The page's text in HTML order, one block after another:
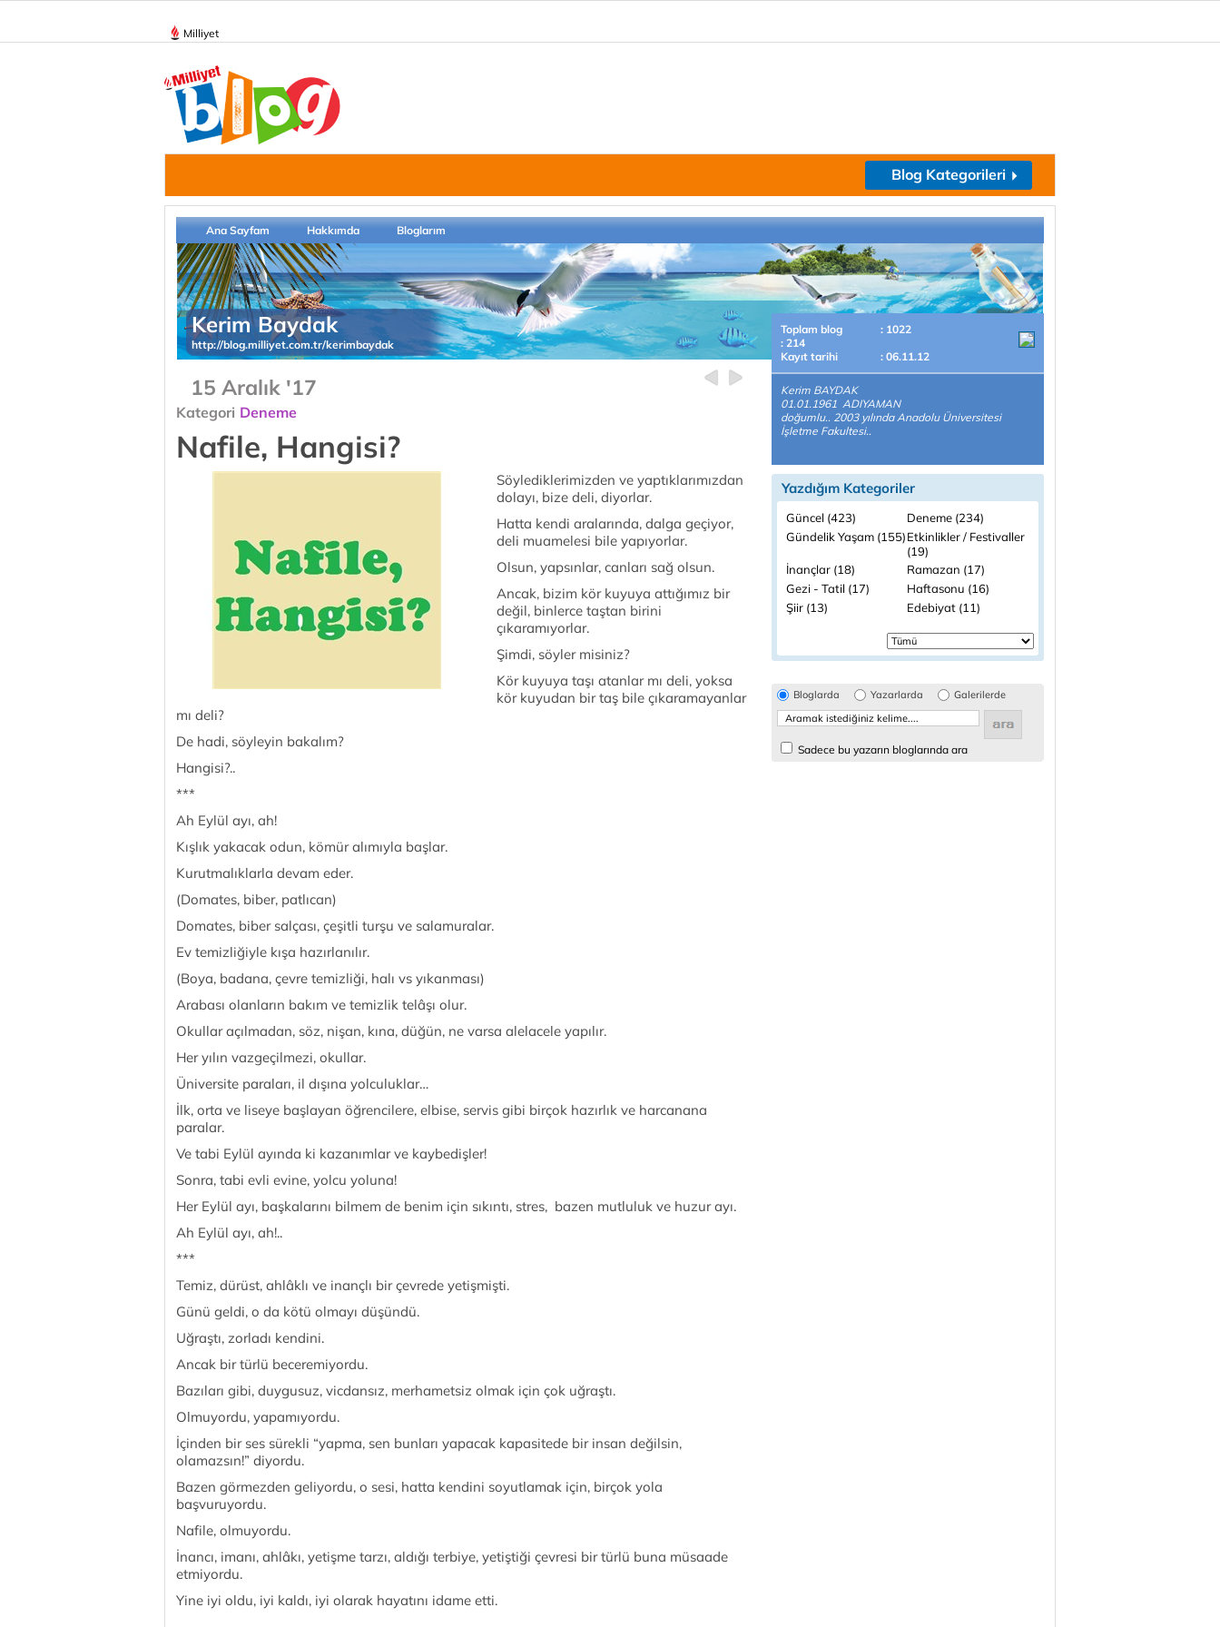
Milliyet
Blog Kategorileri
Ana Sayfam Hakkımda Bloglarım
Kerim Baydak
http://blog.milliyet.com.tr/kerimbaydak
15 Aralık '17
Kategori Deneme
Nafile, Hangisi?
Söylediklerimizden ve yaptıklarımızdan
dolayı, bize deli, diyorlar.
Hatta kendi aralarında, dalga geçiyor,
deli muamelesi bile yapıyorlar.
Olsun, yapsınlar, canları sağ olsun.
Ancak, bizim kör kuyuya attığımız bir
değil, binlerce taştan birini
çıkaramıyorlar.
Şimdi, söyler misiniz?
Kör kuyuya taşı atanlar mı deli, yoksa
kör kuyudan bir taş bile çıkaramayanlar
mı deli?
De hadi, söyleyin bakalım?
Hangisi?..
***
Ah Eylül ayı, ah!
Kışlık yakacak odun, kömür alımıyla başlar.
Kurutmalıklarla devam eder.
(Domates, biber, patlıcan)
Domates, biber salçası, çeşitli turşu ve salamuralar.
Ev temizliğiyle kışa hazırlanılır.
(Boya, badana, çevre temizliği, halı vs yıkanması)
Arabası olanların bakım ve temizlik telâşı olur.
Okullar açılmadan, söz, nişan, kına, düğün, ne varsa alelacele yapılır.
Her yılın vazgeçilmezi, okullar.
Üniversite paraları, il dışına yolculuklar…
İlk, orta ve liseye başlayan öğrencilere, elbise, servis gibi birçok hazırlık ve harcanana
paralar.
Ve tabi Eylül ayında ki kazanımlar ve kaybedişler!
Sonra, tabi evli evine, yolcu yoluna!
Her Eylül ayı, başkalarını bilmem de benim için sıkıntı, stres, bazen mutluluk ve huzur ayı.
Ah Eylül ayı, ah!..
***
Temiz, dürüst, ahlâklı ve inançlı bir çevrede yetişmişti.
Günü geldi, o da kötü olmayı düşündü.
Uğraştı, zorladı kendini.
Ancak bir türlü beceremiyordu.
Bazıları gibi, duygusuz, vicdansız, merhametsiz olmak için çok uğraştı.
Olmuyordu, yapamıyordu.
İçinden bir ses sürekli “yapma, sen bunları yapacak kapasitede bir insan değilsin,
olamazsın!” diyordu.
Bazen görmezden geliyordu, o sesi, hatta kendini soyutlamak için, birçok yola
başvuruyordu.
Nafile, olmuyordu.
İnancı, imanı, ahlâkı, yetişme tarzı, aldığı terbiye, yetiştiği çevresi bir türlü buna müsaade
etmiyordu.
Yine iyi oldu, iyi kaldı, iyi olarak hayatını idame etti.
Toplam blog
: 1022
: 214
Kayıt tarihi
: 06.11.12
Kerim BAYDAK
01.01.1961 ADIYAMAN
doğumlu.. 2003 yılında Anadolu Üniversitesi
İşletme Fakultesi..
Yazdığım Kategoriler
Güncel (423)
Deneme (234)
Gündelik Yaşam (155)Etkinlikler / Festivaller
(19)
İnançlar (18)
Ramazan (17)
Gezi - Tatil (17)
Haftasonu (16)
Şiir (13)
Edebiyat (11)
Bloglarda Yazarlarda Galerilerde
Sadece bu yazarın bloglarında ara